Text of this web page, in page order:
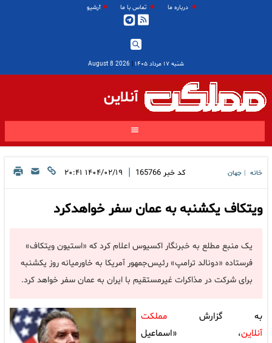
درباره ما تماس با ما آرشیو
شنبه ۱۷ مرداد ۱۴۰۵ |
2026 August 8
آنلاین
خانه جهان کد خبر 165766
| ۱۴۰۴/۰۲/۱۹ ۲۰:۴۱
ویتکاف یکشنبه به عمان سفر خواهدکرد
یک منبع مطلع به خبرنگار اکسیوس اعلام کرد که «استیون ویتکاف»
فرستاده «دونالد ترامپ» رئیس‌جمهور آمریکا به خاورمیانه روز یکشنبه
برای شرکت در مذاکرات غیرمستقیم با ایران به عمان سفر خواهد کرد.
به گزارش مملکت
آنلاین، «اسماعیل